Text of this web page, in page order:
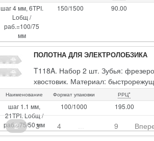
шаг 4 мм, 6TPI.
Lобщ /
раб.=100/75
мм
150/1500 90.00
ПОЛОТНА ДЛЯ ЭЛЕКТРОЛОБЗИКА
T118A. Набор 2 шт. Зубья:
хвостовик. Материал:
сталь HSS4241. Упаковка: пакет с
Наименование Формат упаковки РРЦ*
шаг 1.1 мм,
21TPI. Lобщ /
раб.=75/50 мм
100/1000 195.00
2 3 4 9